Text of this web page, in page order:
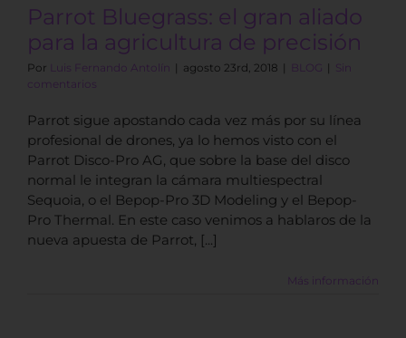
Parrot Bluegrass: el gran aliado
para la agricultura de precisión
Por Luis Fernando Antolín | agosto 23rd, 2018 | BLOG | Sin
comentarios
Parrot sigue apostando cada vez más por su línea
profesional de drones, ya lo hemos visto con el
Parrot Disco-Pro AG, que sobre la base del disco
normal le integran la cámara multiespectral
Sequoia, o el Bepop-Pro 3D Modeling y el Bepop-
Pro Thermal. En este caso venimos a hablaros de la
nueva apuesta de Parrot, [...]
Más información